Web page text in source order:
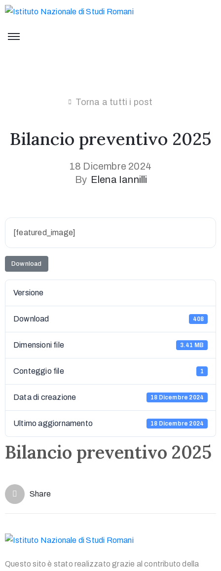
Torna a tutti i post
Bilancio preventivo 2025
18 Dicembre 2024
By Elena Iannilli
[featured_image]
Download
Versione
Download 408
Dimensioni file 3.41 MB
Conteggio file 1
Data di creazione 18 Dicembre 2024
Ultimo aggiornamento 18 Dicembre 2024
Bilancio preventivo 2025
Share
Questo sito è stato realizzato grazie al contributo della